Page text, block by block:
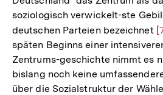
soziologisch verwickelt-ste
deutschen Parteien bezeichnet
späten Beginns einer
Zentrums-geschichte nimmt es
bislang noch keine
über die Sozialstruktur der